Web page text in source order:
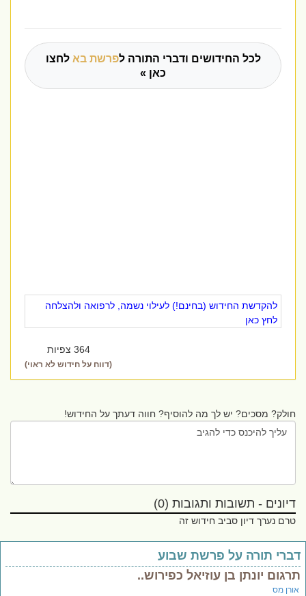
לכל החידושים ודברי התורה לפרשת באלחצו
כאן »
להקדשת החידוש (בחינם!) לעילוי נשמה, לרפואה ולהצלחה
לחץ כאן
364 צפיות
(דווח על חידוש לא ראוי)
חולק? מסכים? יש לך מה להוסיף? חווה דעתך על החידוש!
דיונים - תשובות ותגובות (0)
טרם נערך דיון סביב חידוש זה
תורה על פרשת שבוע
יונתן בן עוזיאל כפירוש..
מס